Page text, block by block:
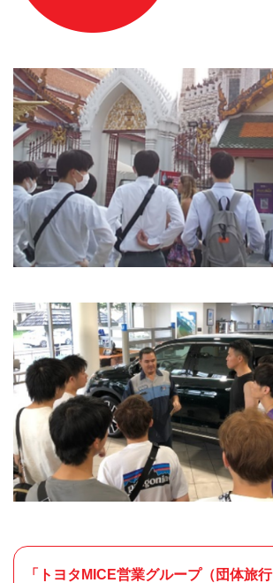
「トヨタMICE営業グループ（団体旅